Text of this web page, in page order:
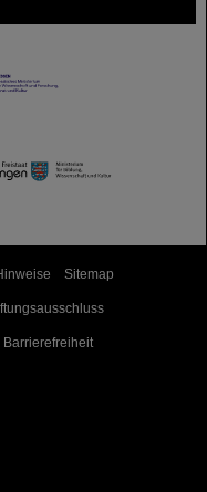
Sitemap
Barrierefreiheit